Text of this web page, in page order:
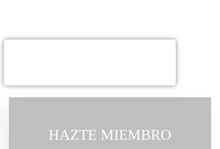
HAZTE MIEMBRO​